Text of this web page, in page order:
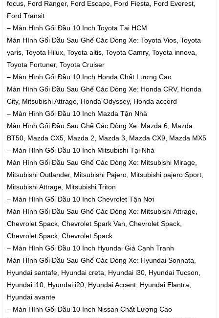
focus, Ford Ranger, Ford Escape, Ford Fiesta, Ford Everest,
Ford Transit
– Màn Hình Gối Đầu 10 Inch Toyota Tại HCM
Màn Hình Gối Đầu Sau Ghế Các Dòng Xe: Toyota Vios, Toyota
yaris, Toyota Hilux, Toyota altis, Toyota Camry, Toyota innova,
Toyota Fortuner, Toyota Cruiser
– Màn Hình Gối Đầu 10 Inch Honda Chất Lượng Cao
Màn Hình Gối Đầu Sau Ghế Các Dòng Xe: Honda CRV, Honda
City, Mitsubishi Attrage, Honda Odyssey, Honda accord
– Màn Hình Gối Đầu 10 Inch Mazda Tận Nhà
Màn Hình Gối Đầu Sau Ghế Các Dòng Xe: Mazda 6, Mazda
BT50, Mazda CX5, Mazda 2, Mazda 3, Mazda CX9, Mazda MX5
– Màn Hình Gối Đầu 10 Inch Mitsubishi Tại Nhà
Màn Hình Gối Đầu Sau Ghế Các Dòng Xe: Mitsubishi Mirage,
Mitsubishi Outlander, Mitsubishi Pajero, Mitsubishi pajero Sport,
Mitsubishi Attrage, Mitsubishi Triton
– Màn Hình Gối Đầu 10 Inch Chevrolet Tận Nơi
Màn Hình Gối Đầu Sau Ghế Các Dòng Xe: Mitsubishi Attrage,
Chevrolet Spack, Chevrolet Spark Van, Chevrolet Spack,
Chevrolet Spack, Chevrolet Spack
– Màn Hình Gối Đầu 10 Inch Hyundai Giá Cạnh Tranh
Màn Hình Gối Đầu Sau Ghế Các Dòng Xe: Hyundai Sonnata,
Hyundai santafe, Hyundai creta, Hyundai i30, Hyundai Tucson,
Hyundai i10, Hyundai i20, Hyundai Accent, Hyundai Elantra,
Hyundai avante
– Màn Hình Gối Đầu 10 Inch Nissan Chất Lượng Cao